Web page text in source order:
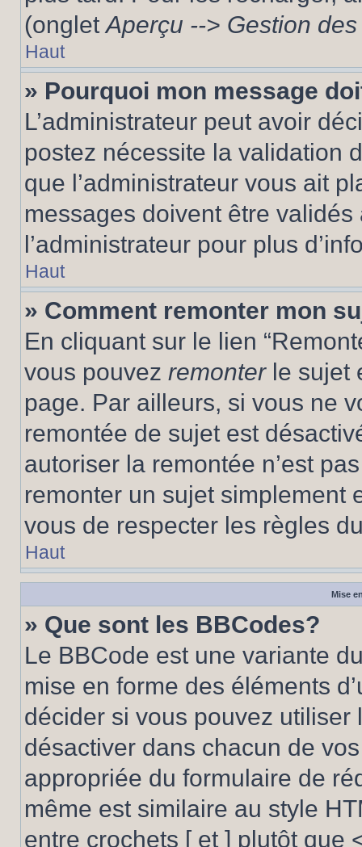
(ongletAperçu --> Gestion
Haut
» Pourquoi mon message
L’administrateur peut avoir
postez nécessite la validation
que l’administrateur vous ait
messages doivent être validés
l’administrateur pour plus
Haut
» Comment remonter mon
En cliquant sur le lien
vous pouvez remonterle sujet
page. Par ailleurs, si vous ne
remontée de sujet est
autoriser la remontée n’est
remonter un sujet simplement
vous de respecter les règles
Haut
Mise
» Que sont les BBCodes?
Le BBCode est une variante
mise en forme des éléments
décider si vous pouvez
désactiver dans chacun de
appropriée du formulaire de
même est similaire au style
entre crochets [ et ] plutôt que